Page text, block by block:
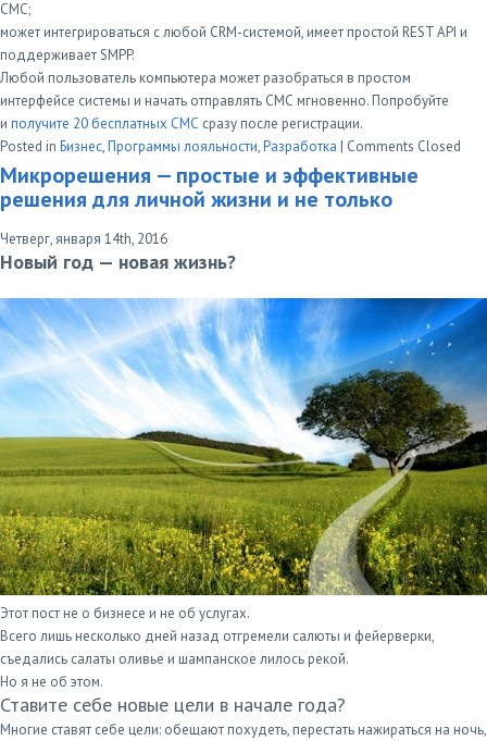
СМС;
может интегрироваться с любой CRM-системой, имеет простой REST API и
поддерживает SMPP.
Любой пользователь компьютера может разобраться в простом
интерфейсе системы и начать отправлять СМС мгновенно. Попробуйте
и получите 20 бесплатных СМС сразу после регистрации.
Posted in Бизнес,Программы лояльности,Разработка | Comments Closed
Микрорешения — простые и эффективные
решения для личной жизни и не только
Четверг, января 14th, 2016
Новый год — новая жизнь?
Этот пост не о бизнесе и не об услугах.
Всего лишь несколько дней назад отгремели салюты и фейерверки,
съедались салаты оливье и шампанское лилось рекой.
Но я не об этом.
Ставите себе новые цели в начале года?
Многие ставят себе цели: обещают похудеть, перестать нажираться на ночь,